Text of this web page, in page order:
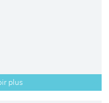
plus